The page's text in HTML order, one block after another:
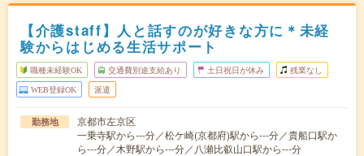
【介護staff】人と話すのが好きな方に＊未経
験からはじめる生活サポート
職種未経験OK 交通費別途支給あり 土日祝日が休み 残業なし
WEB登録OK 派遣
勤務地
京都市左京区
一乗寺駅から---分／松ケ崎(京都府)駅から---分／貴船口駅か
ら---分／木野駅から---分／八瀬比叡山口駅から---分